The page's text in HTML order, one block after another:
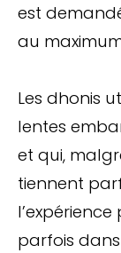
est
au
Les dhonis
lentes
et qui,
tiennent
parfois